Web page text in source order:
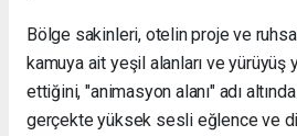
Bölge sakinleri, otelin proje ve ruhsat
kamuya ait yeşil alanları ve yürüyüş
ettiğini, "animasyon alanı" adı
gerçekte yüksek sesli eğlence ve